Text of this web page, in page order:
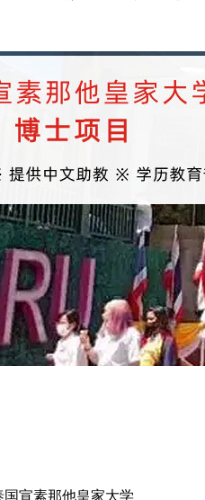
国宣素那他皇家大学